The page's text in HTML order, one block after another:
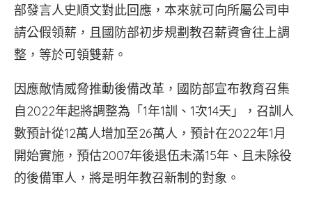
部發言人史順文對此回應，本來就可向所屬公司申
請公假領薪，且國防部初步規劃教召薪資會往上調
整，等於可領雙薪。
因應敵情威脅推動後備改革，國防部宣布教育召集
自2022年起將調整為「1年1訓、1次14天」，召訓人
數預計從12萬人增加至26萬人，預計在2022年1月
開始實施，預估2007年後退伍未滿15年、且未除役
的後備軍人，將是明年教召新制的對象。